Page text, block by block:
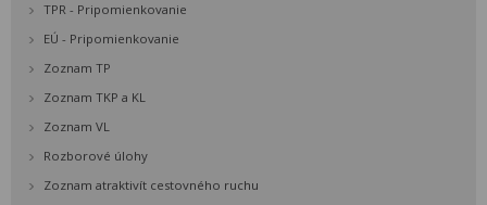
TPR - Pripomienkovanie
EÚ - Pripomienkovanie
Zoznam TP
Zoznam TKP a KL
Zoznam VL
Rozborové úlohy
Zoznam atraktivít cestovného ruchu